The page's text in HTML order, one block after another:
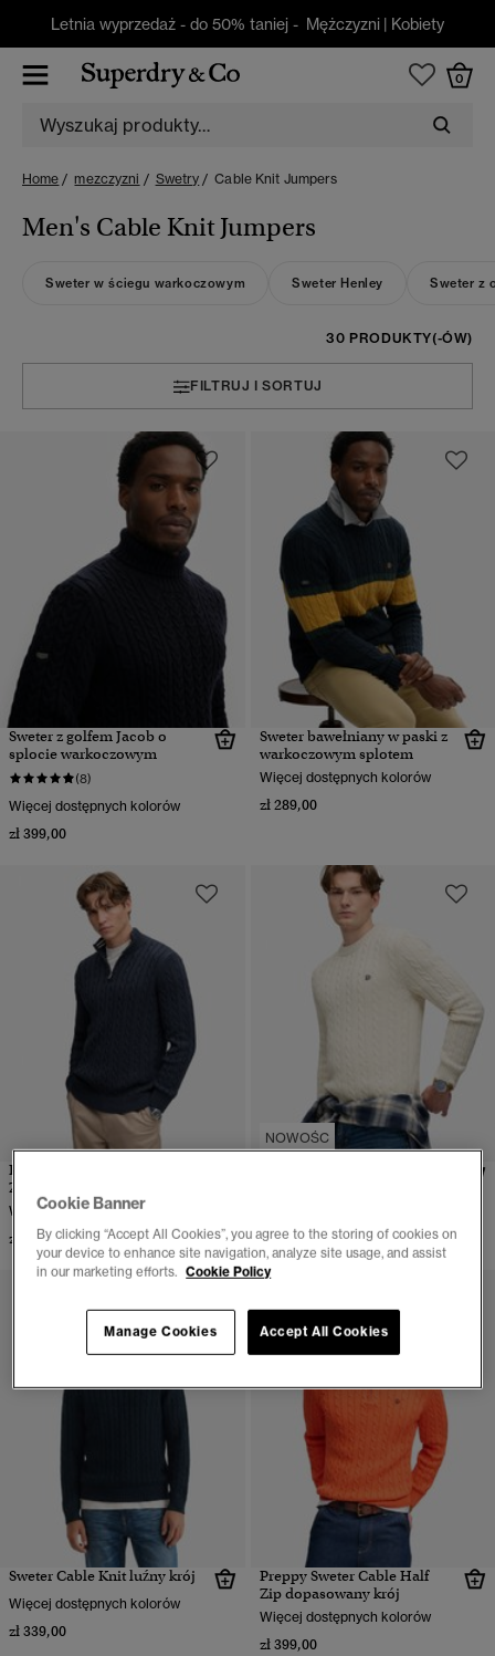
Letnia wyprzedaż - do 50% taniej - Mężczyzni | Kobiety
0
Home mezczyzni Swetry Cable Knit Jumpers
Men's Cable Knit Jumpers
Sweter w ściegu warkoczowym Sweter Henley Sweter z
30 PRODUKTY(-ÓW)
FILTRUJ I SORTUJ
Sweter z golfem Jacob o
splocie warkoczowym
(8)
Więcej dostępnych kolorów
zł 399,00
Sweter bawełniany w paski z
warkoczowym splotem
Więcej dostępnych kolorów
zł 289,00
Preppy Sweter Cable Half
Zip dopasowany krój
Więcej dostępnych kolorów
zł 399,00
NOWOŚC
zł 339,00
Sweter Cable Knit luźny krój
Więcej dostępnych kolorów
zł 339,00
Preppy Sweter Cable Half
Zip dopasowany krój
Więcej dostępnych kolorów
zł 399,00
Cookie Banner
By clicking “Accept All Cookies”, you agree to the storing of cookies on
your device to enhance site navigation, analyze site usage, and assist
in our marketing efforts. Cookie Policy
Accept All Cookies
Manage Cookies